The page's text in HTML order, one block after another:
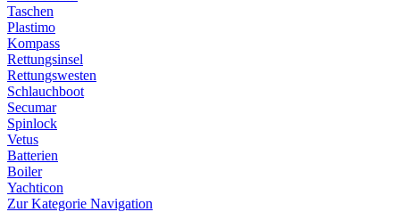
Taschen
Plastimo
Kompass
Rettungsinsel
Rettungswesten
Schlauchboot
Secumar
Spinlock
Vetus
Batterien
Boiler
Yachticon
Zur Kategorie Navigation